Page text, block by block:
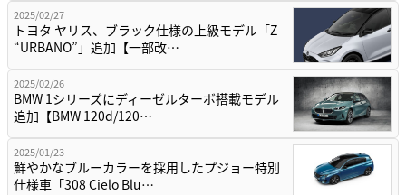
2025/02/27
トヨタ ヤリス、ブラック仕様の上級モデル「Z
“URBANO”」追加【一部改…
2025/02/26
BMW 1シリーズにディーゼルターボ搭載モデル
追加【BMW 120d/120…
2025/01/23
鮮やかなブルーカラーを採用したプジョー特別
仕様車「308 Cielo Blu…